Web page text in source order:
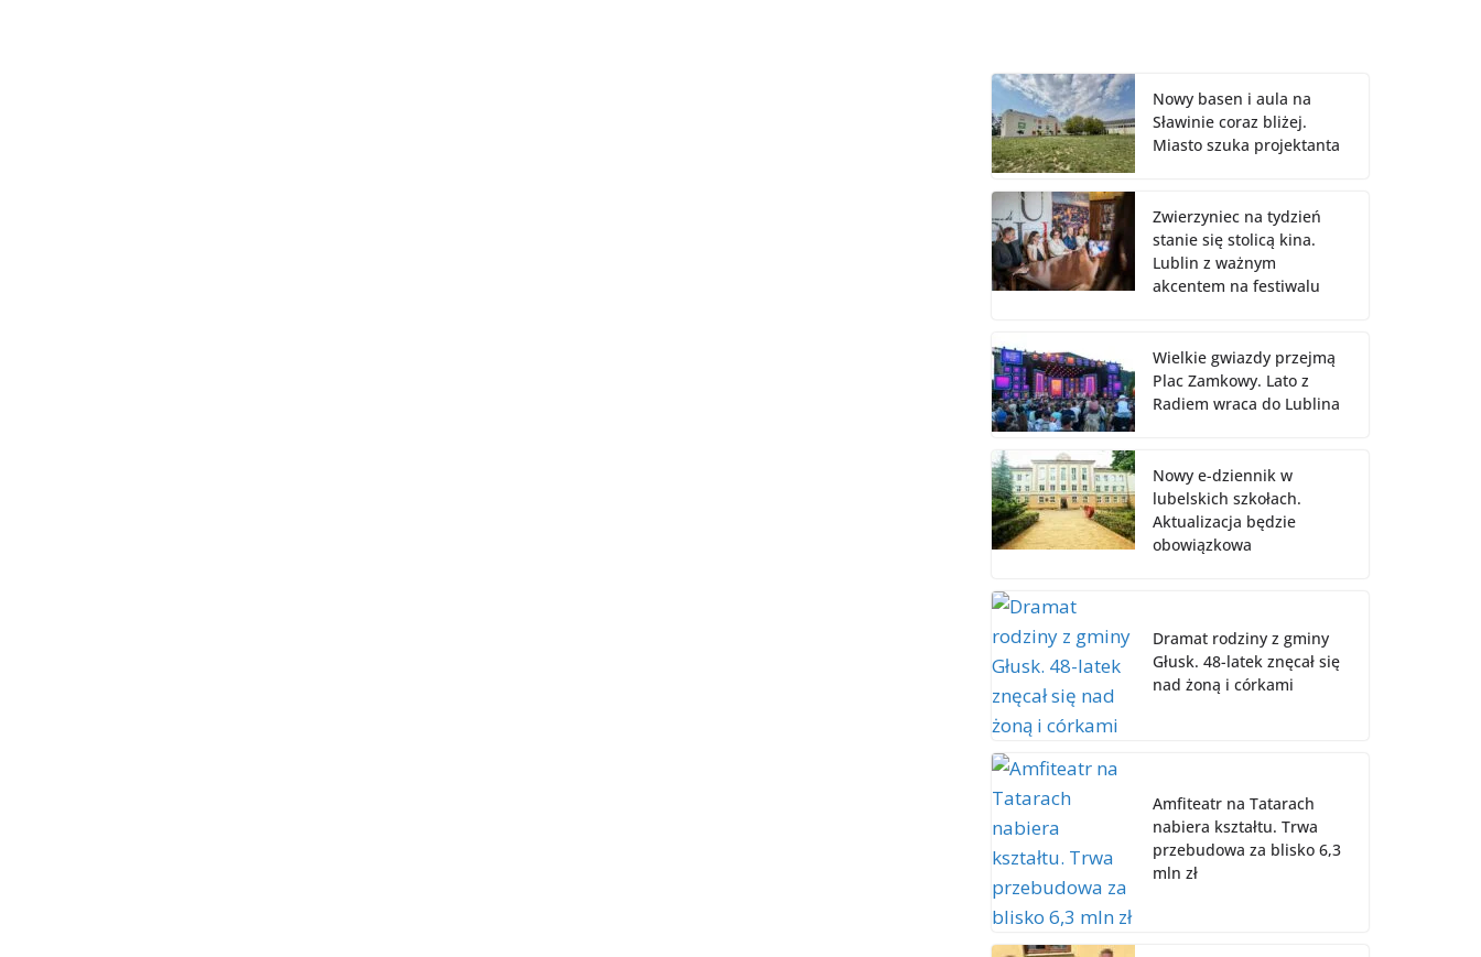
Nowy basen i aula na
Sławinie coraz bliżej.
Miasto szuka projektanta
Zwierzyniec na tydzień
stanie się stolicą kina.
Lublin z ważnym
akcentem na festiwalu
Wielkie gwiazdy przejmą
Plac Zamkowy. Lato z
Radiem wraca do Lublina
Nowy e-dziennik w
lubelskich szkołach.
Aktualizacja będzie
obowiązkowa
Dramat rodziny z gminy
Głusk. 48-latek znęcał się
nad żoną i córkami
Amfiteatr na Tatarach
nabiera kształtu. Trwa
przebudowa za blisko 6,3
mln zł